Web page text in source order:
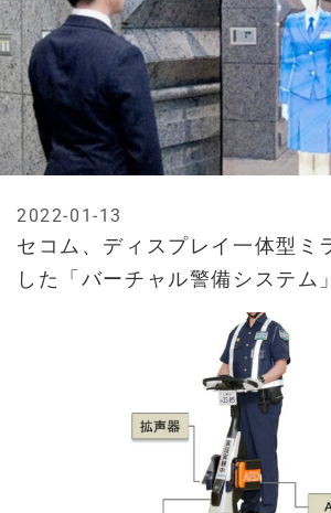
セコム、ディスプレイ一体型ミ
した「バーチャル警備システム
2022-01-13